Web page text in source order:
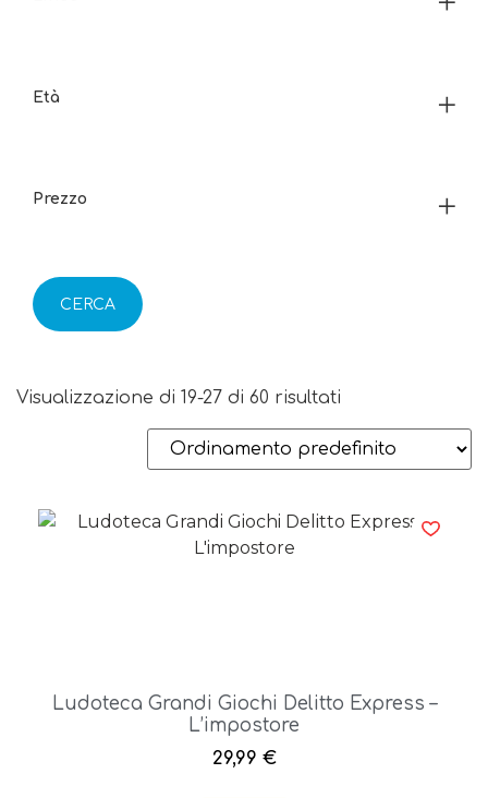
Età
Prezzo
CERCA
Visualizzazione di 19-27 di 60 risultati
Ludoteca Grandi Giochi Delitto Express –
L’impostore
29,99 €